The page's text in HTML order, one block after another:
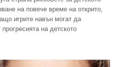
на повече време на открито,
игрите навън могат да
на детското